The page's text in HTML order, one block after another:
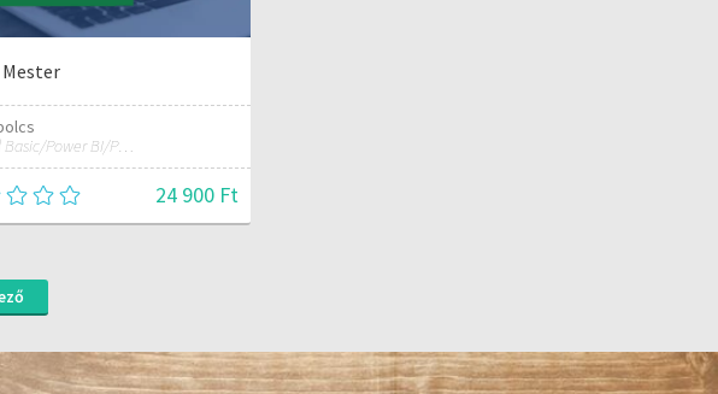
Mester
MS Excel/Visual Basic/Power BI/Python adatelemzési szakértő
24 900 Ft